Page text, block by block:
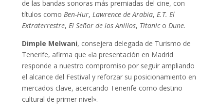
de las bandas sonoras más premiadas del cine, con
títulos como Ben-Hur, Lawrence de Arabia, E.T. El
Extraterrestre, El Señor de los Anillos, Titanico Dune.
Dimple Melwani, consejera delegada de Turismo de
Tenerife, afirma que «la presentación en Madrid
responde a nuestro compromiso por seguir ampliando
el alcance del Festival y reforzar su posicionamiento en
mercados clave, acercando Tenerife como destino
cultural de primer nivel».